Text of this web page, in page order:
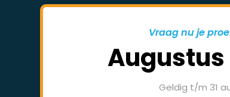
Vraag nu je
Geldig t/m 31